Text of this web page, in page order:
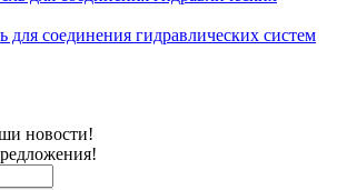
для соединения гидравлических систем
новости!